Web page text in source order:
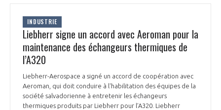
INDUSTRIE
Liebherr signe un accord avec Aeroman pour la
maintenance des échangeurs thermiques de
l’A320
Liebherr-Aerospace a signé un accord de coopération avec
Aeroman, qui doit conduire à l'habilitation des équipes de la
société salvadorienne à entretenir les échangeurs
thermiques produits par Liebherr pour l’A320. Liebherr